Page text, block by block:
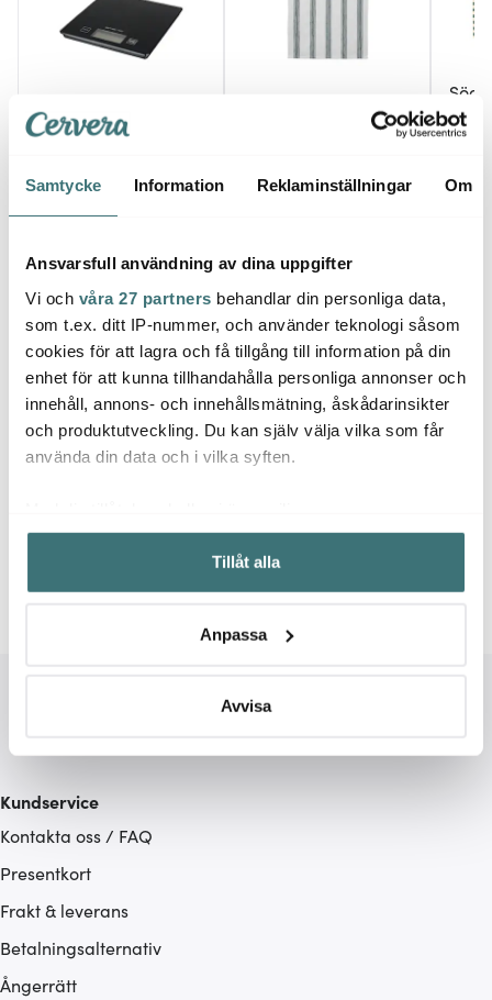
Samtycke Information Reklaminställningar Om
Ansvarsfull användning av dina uppgifter
Vi och våra 27 partners behandlar din personliga data,
som t.ex. ditt IP-nummer, och använder teknologi såsom
cookies för att lagra och få tillgång till information på din
enhet för att kunna tillhandahålla personliga annonser och
innehåll, annons- och innehållsmätning, åskådarinsikter
och produktutveckling. Du kan själv välja vilka som får
använda din data och i vilka syften.
Samla in information om din geografiska plats som
kan ha en noggrannhet på upp till flera meter
Identifiera din enhet genom att aktivt skanna den för
Ta reda på mer om hur dina personliga uppgifter
Du kan ändra eller dra tillbaka ditt samtycke när som
ska anpassas efter det som vi tror att du tycker om. Det
gör också att vi kan analysera vår trafik och göra
som du vill dela med dig av.
Tillåt alla
Anpassa
Avvisa
Emerio
Köksvåg Svart
129 kr 79 kr 169
Låt dig inspireras av våra kunder
Diskdukar
Kundservice
Kontakta oss / FAQ
Presentkort
Frakt & leverans
Betalningsalternativ
Ångerrätt